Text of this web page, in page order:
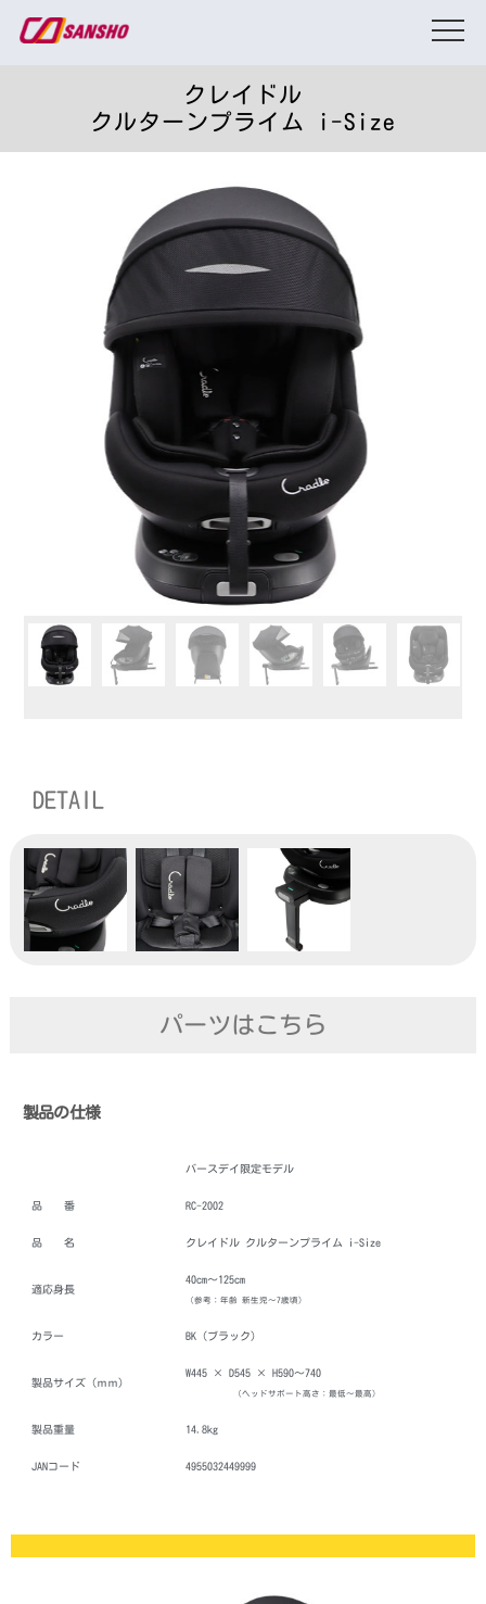
クレイドル
クルターンプライム i-Size
DETAIL
パーツはこちら
製品の仕様
バースデイ限定モデル
品 番 RC-2002
品 名 クレイドル クルターンプライム i-Size
適応身長
40cm～125cm
（参考：年齢 新生児～7歳頃）
カラー BK（ブラック）
製品サイズ（ｍｍ）
W445 × D545 × H590～740
（ヘッドサポート高さ：最低～最高）
製品重量 14.8kg
JANコード 4955032449999